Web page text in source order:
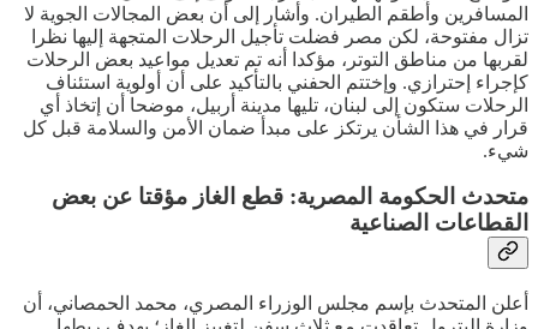
المسافرين وأطقم الطيران. وأشار إلى أن بعض المجالات الجوية لا
تزال مفتوحة، لكن مصر فضلت تأجيل الرحلات المتجهة إليها نظرا
لقربها من مناطق التوتر، مؤكدا أنه تم تعديل مواعيد بعض الرحلات
كإجراء إحترازي. وإختتم الحفني بالتأكيد على أن أولوية استئناف
الرحلات ستكون إلى لبنان، تليها مدينة أربيل، موضحا أن إتخاذ أي
قرار في هذا الشأن يرتكز على مبدأ ضمان الأمن والسلامة قبل كل
شيء.
متحدث الحكومة المصرية: قطع الغاز مؤقتا عن بعض
القطاعات الصناعية
أعلن المتحدث بإسم مجلس الوزراء المصري، محمد الحمصاني، أن